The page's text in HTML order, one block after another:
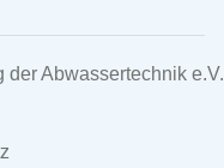
Abwassertechnik e.V.